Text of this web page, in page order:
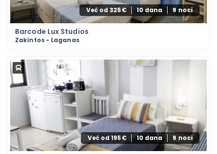
Već od 325€ 10 dana 9 noci
Barcode Lux Studios
Zakintos - Laganas
Već od 195€ 10 dana 9 noci